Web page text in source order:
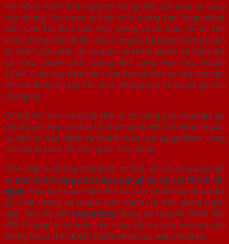
Với nhiều năm kinh nghiệm trong việc sản xuất và cung
cấp khung cửa nhựa giả gỗ chất lượng cao, Saigondoor
luôn cam kết đảm bảo chất lượng và an toàn tối đa cho
khách hàng. Sản phẩm của chúng tôi đã được chứng nhận
về chất lượng bởi các cơ quan có thẩm quyền và tuân thủ
các tiêu chuẩn chất lượng ISO cũng như tiêu chuẩn
TCVN. Điều này đảm bảo rằng bạn có một sự lựa chọn an
tâm và đáng tin cậy khi chọn khung cửa nhựa giả gỗ của
chúng tôi.
Chúng tôi luôn cung cấp dịch vụ thi công cửa nhựa giả gỗ
với chi phí hợp lý nhất tại thành phố Hồ Chí Minh. Ngoài
ra, dịch vụ bảo hành và thanh toán của SaigonDoor cũng
rất hợp lý và có lợi cho người tiêu dùng.
Trên đây là những thông tin cơ bản về cửa nhựa giả gỗ
vàđơn vị thi công cửa nhựa giả gỗ uy tín tại TP Hồ Chí
Minh. Nếu bạn quan tâm đến các sản phẩm cửa nhựa giả
gỗ chất lượng và muốn biết thêm chi tiết, đừng ngần
ngại liên hệ với Saigondoor bằng số hotline: 0818 400
400. Chúng tôi sẽ luôn sẵn sàng hỗ trợ bạn và cung cấp
thông tin cụ thể về sản phẩm và dịch vụ của chúng tôi.